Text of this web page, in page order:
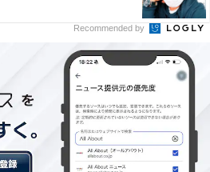
怒りの気持ちをクールダウンさ
リをして、彼が居心地のいい時
です。彼自身、たとえ浮気をし
ところに戻ってくる可能性は高
Recommended by